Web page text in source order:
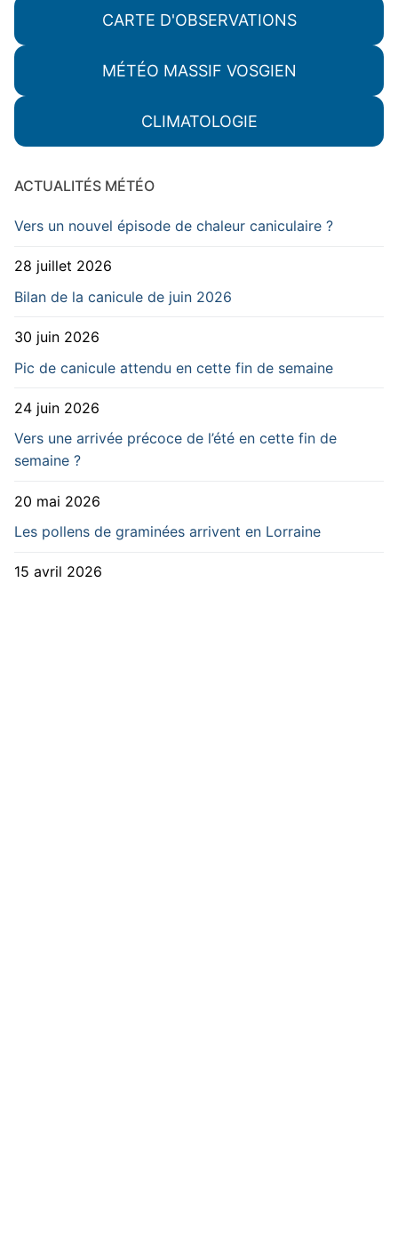
CARTE D'OBSERVATIONS
MÉTÉO MASSIF VOSGIEN
CLIMATOLOGIE
ACTUALITÉS MÉTÉO
Vers un nouvel épisode de chaleur caniculaire ?
28 juillet 2026
Bilan de la canicule de juin 2026
30 juin 2026
Pic de canicule attendu en cette fin de semaine
24 juin 2026
Vers une arrivée précoce de l’été en cette fin de
semaine ?
20 mai 2026
Les pollens de graminées arrivent en Lorraine
15 avril 2026